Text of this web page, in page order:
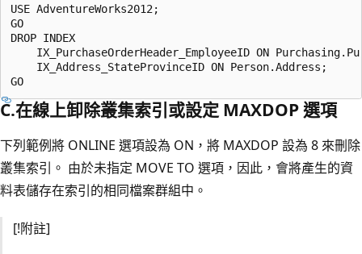
USE AdventureWorks2012;
GO
DROP INDEX
IX_PurchaseOrderHeader_EmployeeID ON
    IX_Address_StateProvinceID ON Person.Address;
C.在線上卸除叢集索引或設定 MAXDOP 選項
下列範例將 ONLINE 選項設為 ON，將 MAXDOP 設為 8 來刪除
叢集索引。 由於未指定 MOVE TO 選項，因此，會將產生的資
料表儲存在索引的相同檔案群組中。
[!附註]